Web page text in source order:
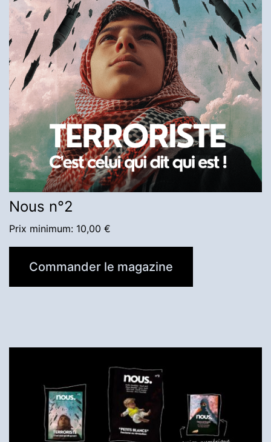
Nous n°2
Prix minimum: 10,00 €
Commander le magazine